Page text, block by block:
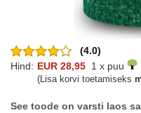
(4.0)
Hind: EUR 28,95 1 x puu
(Lisa korvi toetamiseks
See toode on varsti laos